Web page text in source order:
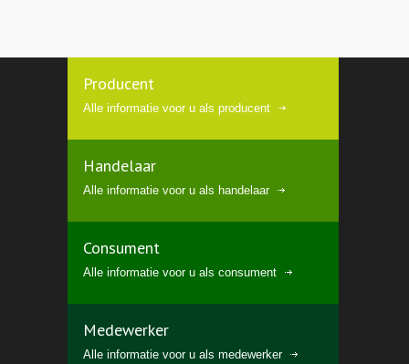
Producent
Alle informatie voor u als producent
Handelaar
Alle informatie voor u als handelaar
Consument
Alle informatie voor u als consument
Medewerker
Alle informatie voor u als medewerker